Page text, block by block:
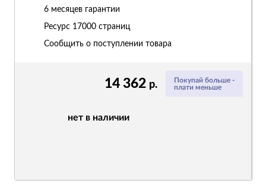
Покупай больше -
плати меньше
14 362 р.
нет в наличии
6 месяцев гарантии
Ресурс 17000 страниц
Сообщить о поступлении товара